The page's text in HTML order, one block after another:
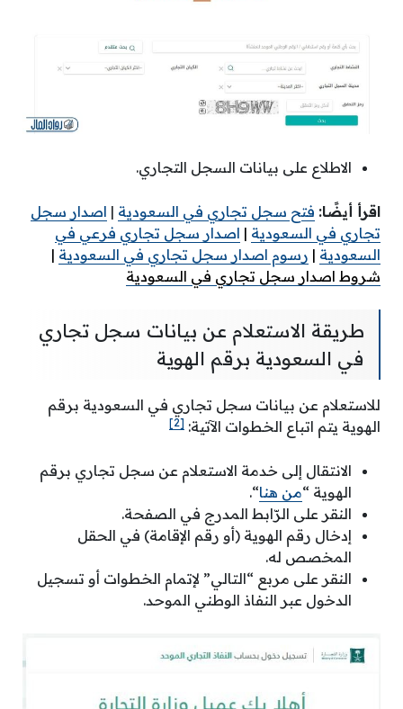
الاطلاع على بيانات السجل التجاري.
اقرأ أيضًا: فتح سجل تجاري في السعودية | اصدار سجل
تجاري في السعودية | اصدار سجل تجاري فرعي في
السعودية | رسوم اصدار سجل تجاري في السعودية |
شروط اصدار سجل تجاري في السعودية
طريقة الاستعلام عن بيانات سجل تجاري
في السعودية برقم الهوية
للاستعلام عن بيانات سجل تجاري في السعودية برقم
الهوية يتم اتباع الخطوات الآتية: [2]
الانتقال إلى خدمة الاستعلام عن سجل تجاري برقم
الهوية “من هنا“.
النقر على الرّابط المدرج في الصفحة.
إدخال رقم الهوية (أو رقم الإقامة) في الحقل
المخصص له.
النقر على مربع “التالي” لإتمام الخطوات أو تسجيل
الدخول عبر النفاذ الوطني الموحد.